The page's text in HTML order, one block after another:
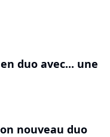
duo avec... une
nouveau duo